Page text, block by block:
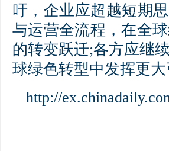
吁，企业应超越短期
与运营全流程，在全
的转变跃迁;各方应继
球绿色转型中发挥更大
http://